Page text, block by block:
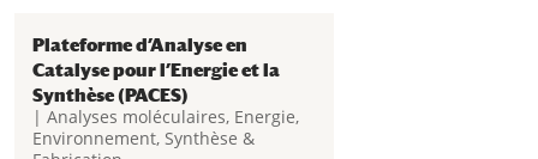
Plateforme d’Analyse en
Catalyse pour l’Energie et la
Synthèse (PACES)
| Analyses moléculaires, Energie,
Environnement, Synthèse &